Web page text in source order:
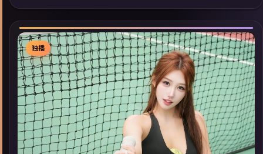
同类型高分佳作，畅享高清在线追剧体验。
▶
独播